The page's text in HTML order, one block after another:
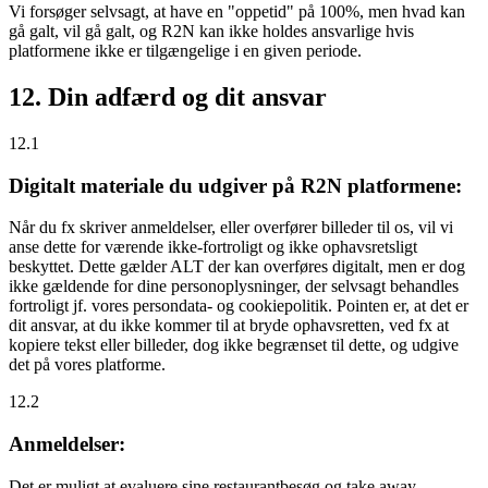
Vi forsøger selvsagt, at have en "oppetid" på 100%, men hvad kan
gå galt, vil gå galt, og R2N kan ikke holdes ansvarlige hvis
platformene ikke er tilgængelige i en given periode.
12. Din adfærd og dit ansvar
12.1
Digitalt materiale du udgiver på R2N platformene:
Når du fx skriver anmeldelser, eller overfører billeder til os, vil vi
anse dette for værende ikke-fortroligt og ikke ophavsretsligt
beskyttet. Dette gælder ALT der kan overføres digitalt, men er dog
ikke gældende for dine personoplysninger, der selvsagt behandles
fortroligt jf. vores persondata- og cookiepolitik. Pointen er, at det er
dit ansvar, at du ikke kommer til at bryde ophavsretten, ved fx at
kopiere tekst eller billeder, dog ikke begrænset til dette, og udgive
det på vores platforme.
12.2
Anmeldelser: